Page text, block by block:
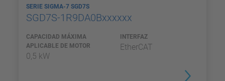
SERIE SIGMA-7 SGD7S
SGD7S-1R9DA0Bxxxxxx
CAPACIDAD MÁXIMA
APLICABLE DE MOTOR
0,5 kW
INTERFAZ
EtherCAT